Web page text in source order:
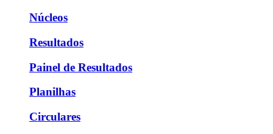
Núcleos
Resultados
Painel de Resultados
Planilhas
Circulares